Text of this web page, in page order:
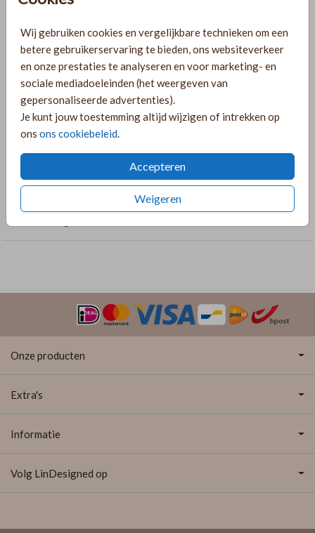
Wij gebruiken cookies en vergelijkbare technieken om een
betere gebruikerservaring te bieden, ons websiteverkeer
en onze prestaties te analyseren en voor marketing- en
sociale mediadoeleinden (het weergeven van
gepersonaliseerde advertenties).
Je kunt jouw toestemming altijd wijzigen of intrekken op
ons ons cookiebeleid.
Accepteren
Weigeren
PRODUCTINFORMATIE
OMSCHRIJVING
Jubileumkaart set in lichte zandkleur met goudfolie en een
dagplanning. Je kunt deze kaart, in natuurlijke kleuren,
naar taupe, oudroze of oudgroen.
Onze producten
Extra's
Informatie
Volg LinDesigned op